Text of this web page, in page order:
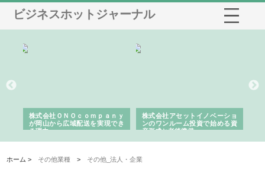
ビジネスホットジャーナル
株式会社ＯＮＯｃｏｍｐａｎｙ
が岡山から広域配送を実現でき
る理由
株式会社アセットイノベーショ
ンのワンルーム投資で始める資
産形成と老後準備
ホーム > その他業種 > その他_法人・企業